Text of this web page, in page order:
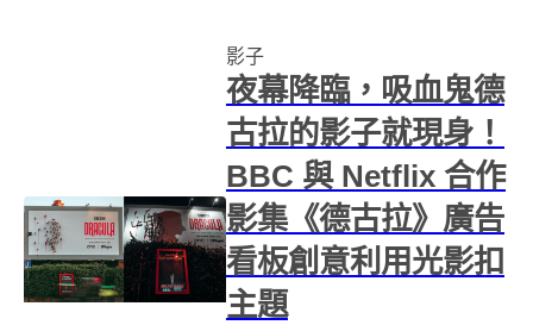
影子
夜幕降臨，吸血鬼德
古拉的影子就現身！
BBC 與 Netflix 合作
影集《德古拉》廣告
看板創意利用光影扣
主題